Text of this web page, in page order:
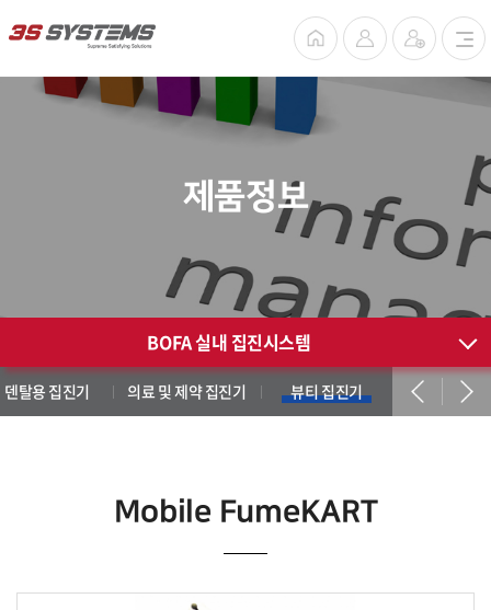
제품정보
BOFA 실내 집진시스템
덴탈용 집진기 의료 및 제약 집진기 뷰티 집진기
Mobile FumeKART